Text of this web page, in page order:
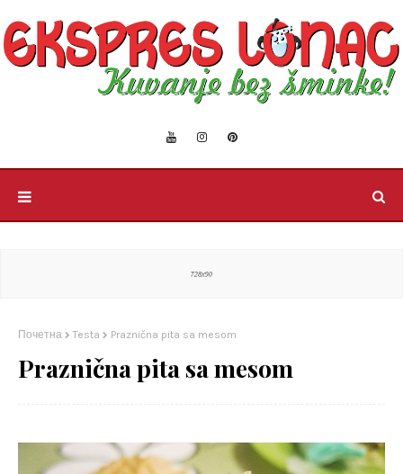
Почетна Testa Praznična pita sa mesom
Praznična pita sa mesom